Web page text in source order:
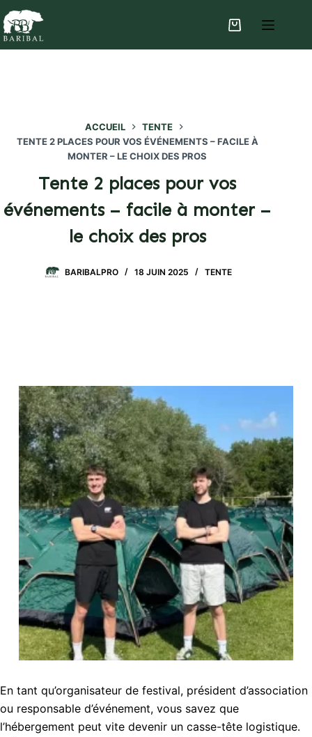
Passer
au
contenu
Panier
d’achat
ACCUEIL
TENTE
TENTE 2 PLACES POUR VOS ÉVÉNEMENTS – FACILE À
MONTER – LE CHOIX DES PROS
Tente 2 places pour vos
événements – facile à monter –
le choix des pros
BARIBALPRO 18 JUIN 2025 TENTE
En tant qu’organisateur de festival, président d’association
ou responsable d’événement, vous savez que
l’hébergement peut vite devenir un casse-tête logistique.